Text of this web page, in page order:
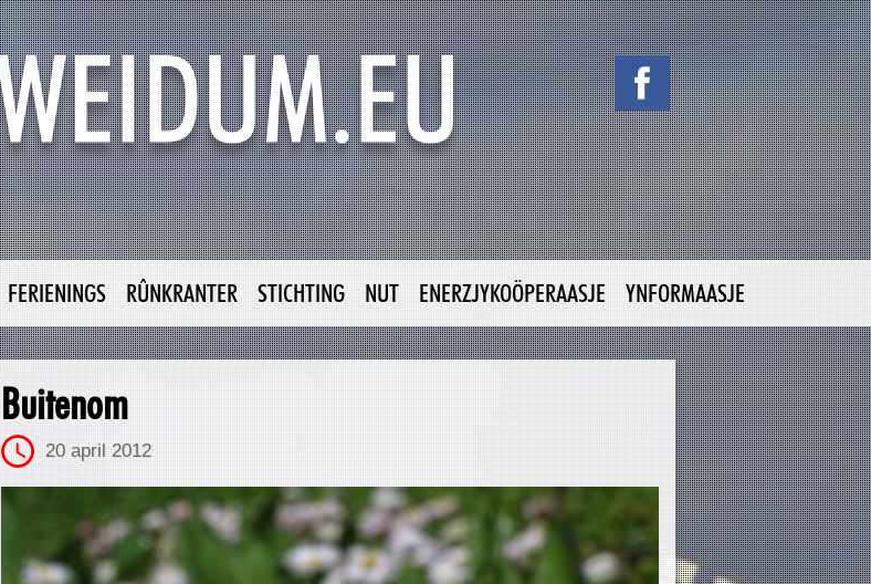
FERIENINGS RÛNKRANTER STICHTING NUT ENERZJYKOÖPERAASJE YNFORMAASJE
Buitenom
20 april 2012